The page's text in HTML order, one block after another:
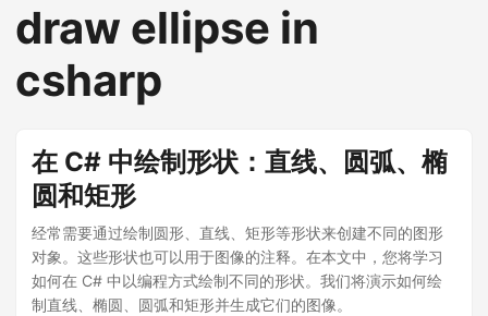
draw ellipse in
csharp
在 C# 中绘制形状：直线、圆弧、椭
圆和矩形
经常需要通过绘制圆形、直线、矩形等形状来创建不同的图形
对象。这些形状也可以用于图像的注释。在本文中，您将学习
如何在 C# 中以编程方式绘制不同的形状。我们将演示如何绘
制直线、椭圆、圆弧和矩形并生成它们的图像。